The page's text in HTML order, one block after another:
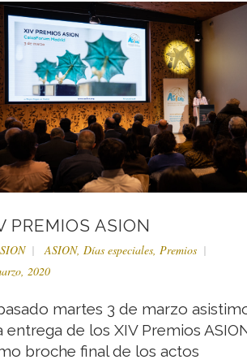
PREMIOS ASION
ASION, Días especiales Premios
2020
martes 3 de marzo
entrega de los XIV Premios
broche final de los actos